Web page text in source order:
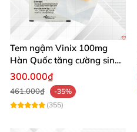
Tem ngậm Vinix 100mg
Hàn Quốc tăng cường sinh
lý kéo dài quan hệ
300.000₫
461.000₫
-35%
(355)